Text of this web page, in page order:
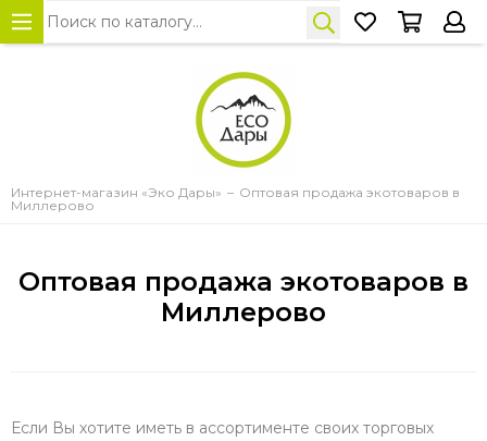
Интернет-магазин «Эко Дары»
Оптовая продажа экотоваров в
Миллерово
Оптовая продажа экотоваров в
Миллерово
Если Вы хотите иметь в ассортименте своих торговых